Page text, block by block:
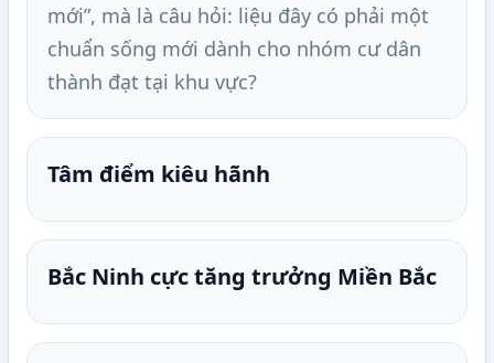
mới”, mà là câu hỏi: liệu đây có phải một
chuẩn sống mới dành cho nhóm cư dân
thành đạt tại khu vực?
Tâm điểm kiêu hãnh
Bắc Ninh cực tăng trưởng Miền Bắc